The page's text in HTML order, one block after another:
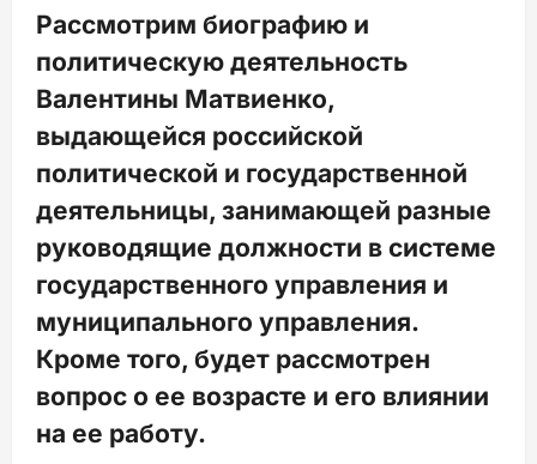
Рассмотрим биографию и
политическую деятельность
Валентины Матвиенко,
выдающейся российской
политической и государственной
деятельницы, занимающей разные
руководящие должности в системе
государственного управления и
муниципального управления.
Кроме того, будет рассмотрен
вопрос о ее возрасте и его влиянии
на ее работу.